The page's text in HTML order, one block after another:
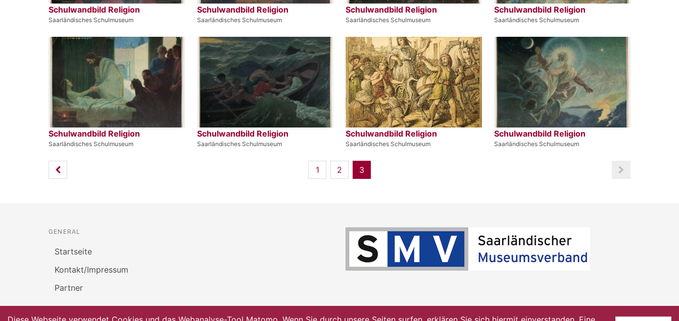
Schulwandbild Religion
Saarländisches Schulmuseum
Schulwandbild Religion
Saarländisches Schulmuseum
Schulwandbild Religion
Saarländisches Schulmuseum
Schulwandbild Religion
Saarländisches Schulmuseum
Schulwandbild Religion
Saarländisches Schulmuseum
Schulwandbild Religion
Saarländisches Schulmuseum
Schulwandbild Religion
Saarländisches Schulmuseum
Schulwandbild Religion
Saarländisches Schulmuseum
1 2 3
GENERAL
Startseite
Kontakt/Impressum
Partner